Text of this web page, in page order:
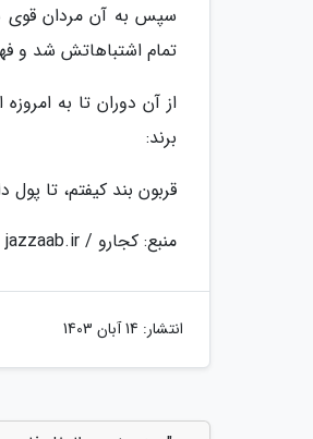
سپس به آن مردان قوی
تمام اشتباهاتش شد و
از آن دوران تا به
برند:
قربون بند کیفتم، تا پول
منبع: کجارو / jazzaab.ir / راسخون / بیتوته
انتشار: 14 آبان 1403